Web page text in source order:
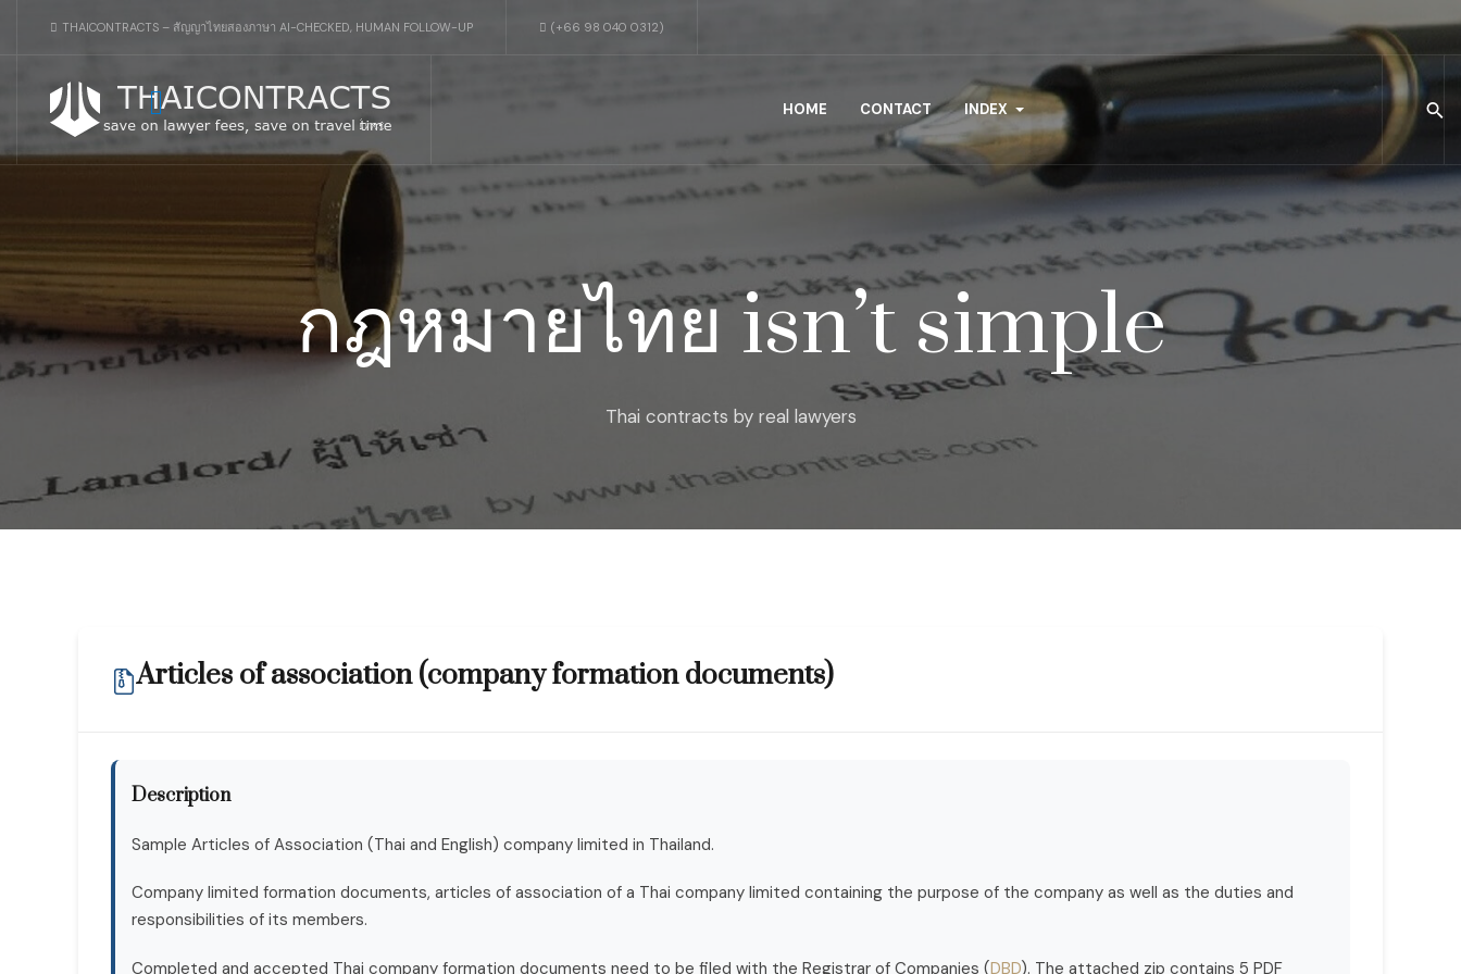
THAICONTRACTS – สัญญาไทยสองภาษา AI-CHECKED, HUMAN FOLLOW-UP (+66 98 040 0312)
HOME CONTACT INDEX
กฎหมายไทย isn’t simple
Thai contracts by real lawyers
Articles of association (company formation documents)
Description
Sample Articles of Association (Thai and English) company limited in Thailand.
Company limited formation documents, articles of association of a Thai company limited containing the purpose of the company as well as the duties and
responsibilities of its members.
Completed and accepted Thai company formation documents need to be filed with the Registrar of Companies (DBD). The attached zip contains 5 PDF